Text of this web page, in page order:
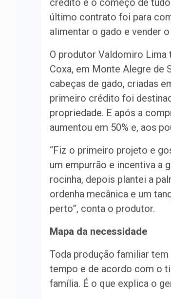
crédito é o começo de
último contrato foi para
alimentar o gado e vender
O produtor Valdomiro Lima
Coxa, em Monte Alegre de
cabeças de gado, criadas
primeiro crédito foi
propriedade. E após a
aumentou em 50% e, aos
“Fiz o primeiro projeto e
um empurrão e incentiva a
rocinha, depois plantei a
ordenha mecânica e um
perto”, conta o produtor.
Mapa da necessidade
Toda produção familiar
tempo e de acordo com o
família. É o que explica o